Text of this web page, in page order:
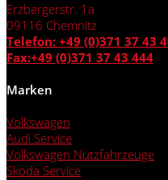
Erzbergerstr. 1a
09116 Chemnitz
Telefon: +49 (0)371 37 43
Fax:+49 (0)371 37 43 444
Marken
Volkswagen
Audi Service
Volkswagen Nutzfahrzeuge
Skoda Service